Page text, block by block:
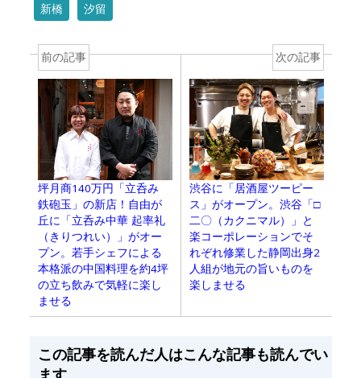
新橋 汐留
前の記事
坪月商140万円「立呑み
鉄砲玉」の新店！自由が
丘に「立呑み中華 起率礼
（きりつれい）」がオー
プン。若手シェフによる
本格派の中国料理を約4坪
の立ち飲みで気軽に楽し
ませる
次の記事
渋谷に「居酒屋ツーピー
ス」がオープン。渋谷「□
二〇（カクニマル）」と
楽コーポレーションでそ
れぞれ修業した静岡出身2
人組が地元の旨いものを
楽しませる
この記事を読んだ人はこんな記事も読んでい